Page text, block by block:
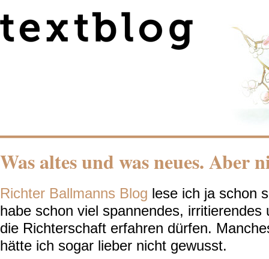
Was altes und was neues. Aber
Richter Ballmanns Blog lese ich ja schon
habe schon viel spannendes, irritierendes
die Richterschaft erfahren dürfen.
hätte ich sogar lieber nicht gewusst.